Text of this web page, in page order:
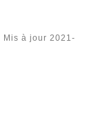
Mis à jour 2021-